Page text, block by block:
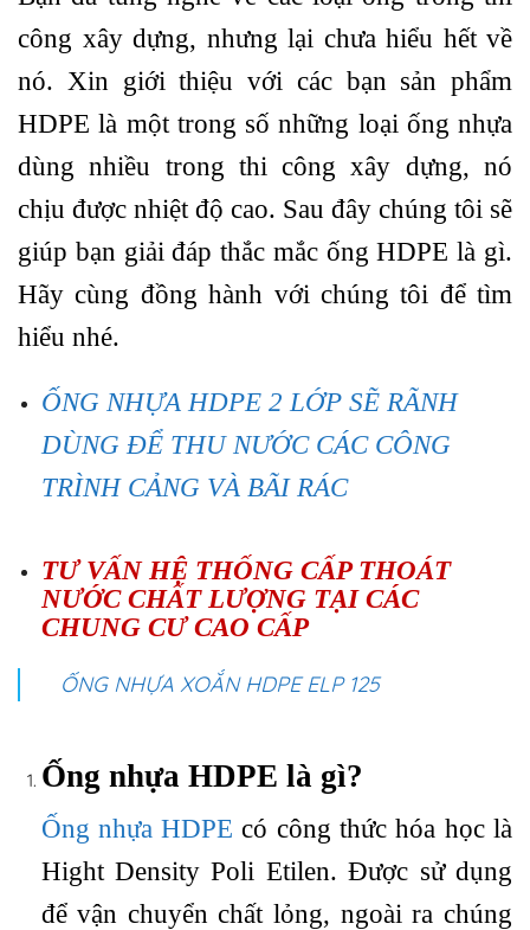
công xây dựng, nhưng lại chưa hiểu hết về
nó. Xin giới thiệu với các bạn sản phẩm
HDPE là một trong số những loại ống nhựa
dùng nhiều trong thi công xây dựng, nó
chịu được nhiệt độ cao. Sau đây chúng tôi sẽ
giúp bạn giải đáp thắc mắc ống HDPE là gì.
Hãy cùng đồng hành với chúng tôi để tìm
hiểu nhé.
ỐNG NHỰA HDPE 2 LỚP SẼ RÃNH
DÙNG ĐỂ THU NƯỚC CÁC CÔNG
TRÌNH CẢNG VÀ BÃI RÁC
TƯ VẤN HỆ THỐNG CẤP THOÁT
NƯỚC CHẤT LƯỢNG TẠI CÁC
CHUNG CƯ CAO CẤP
ỐNG NHỰA XOẮN HDPE ELP 125
Ống nhựa HDPE là gì?
Ống nhựa HDPE có công thức hóa học là
Hight Density Poli Etilen. Được sử dụng
để vận chuyển chất lỏng, ngoài ra chúng